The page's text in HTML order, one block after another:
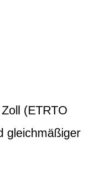
(ETRTO
gleichmäßiger